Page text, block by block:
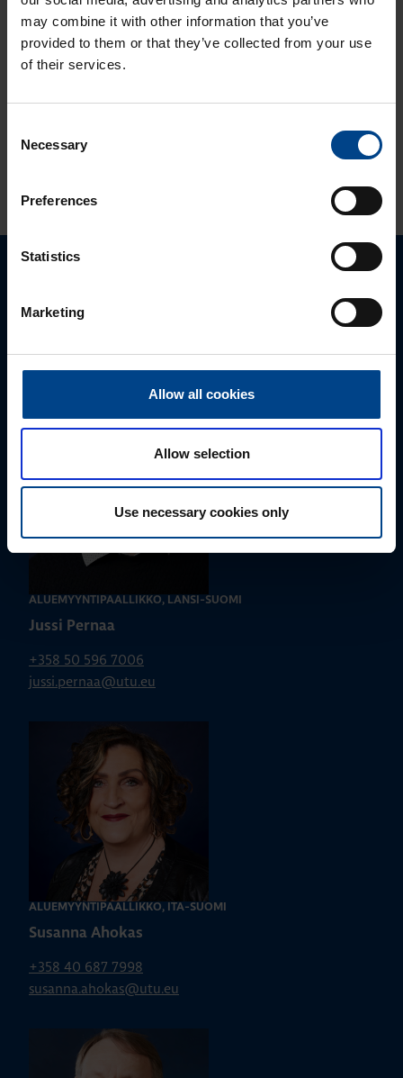
may combine it with other information that you’ve
provided to them or that they’ve collected from your use
of their services.
Selection
Necessary
Preferences
Statistics
Marketing
Allow all cookies
Allow selection
Use necessary cookies only
Lukuaika: 3 min
Uuden sukupolven
domovea Plus
V1:n
parhaan ratkaisun. Otathan yhteyttä puhelimitse,
sähköpostitse tai verkkolomakkeen kautta.
ALUEMYYNTIPÄÄLLIKKÖ, LÄNSI-SUOMI
Jussi Pernaa
+358 50 596 7006
jussi.pernaa@utu.eu
ALUEMYYNTIPÄÄLLIKKÖ, ITÄ-SUOMI
Susanna Ahokas
+358 40 687 7998
susanna.ahokas@utu.eu